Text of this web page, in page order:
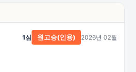
1심 원고승(인용) 2026년 02월